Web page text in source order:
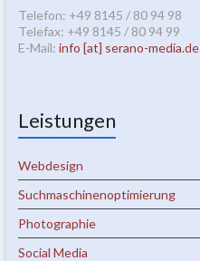
Telefon: +49 8145 / 80 94 98
Telefax: +49 8145 / 80 94 99
E-Mail: info [at] serano-media.de
Leistungen
Webdesign
Suchmaschinenoptimierung
Photographie
Social Media